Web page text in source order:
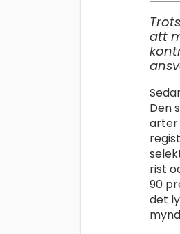
att
Den
arter
rist
90
det